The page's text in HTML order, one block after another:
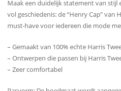
Maak een duidelijk statement van stijl
vol geschiedenis: de “Henry Cap” van
must-have voor iedereen die mode
– Gemaakt van 100% echte Harris
– Ontwerpen die passen bij Harris
– Zeer comfortabel